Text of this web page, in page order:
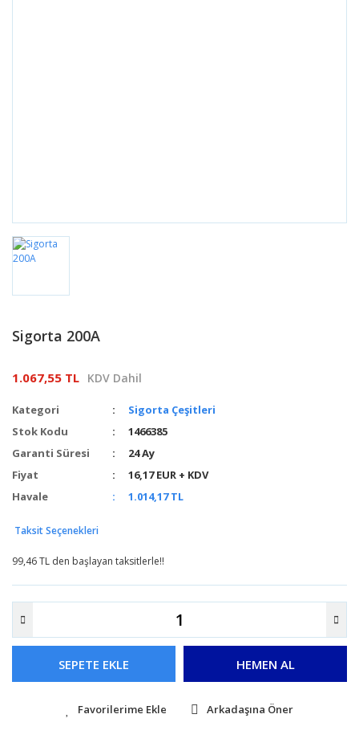
Sigorta 200A
1.067,55 TL KDV Dahil
Kategori
Sigorta Çeşitleri
Stok Kodu
1466385
Garanti Süresi
24 Ay
Fiyat
16,17 EUR + KDV
Havale
1.014,17 TL
Taksit Seçenekleri
99,46 TL den başlayan taksitlerle!!
SEPETE EKLE HEMEN AL
Arkadaşına Öner